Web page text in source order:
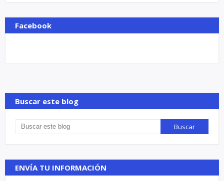
Facebook
Buscar este blog
ENVÍA TU INFORMACIÓN